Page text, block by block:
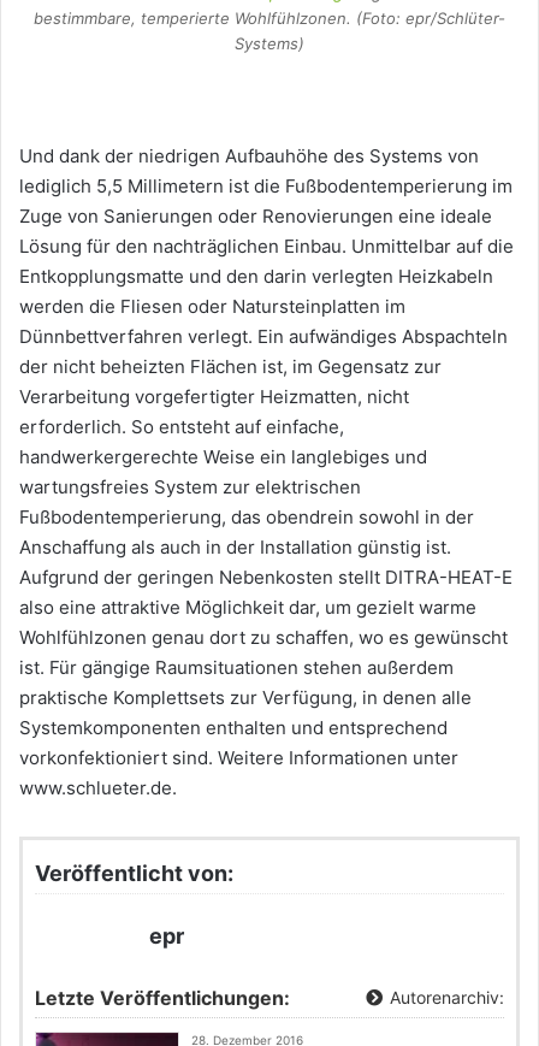
bestimmbare, temperierte Wohlfühlzonen. (Foto: epr/Schlüter-
Systems)
Und dank der niedrigen Aufbauhöhe des Systems von
lediglich 5,5 Millimetern ist die Fußbodentemperierung im
Zuge von Sanierungen oder Renovierungen eine ideale
Lösung für den nachträglichen Einbau. Unmittelbar auf die
Entkopplungsmatte und den darin verlegten Heizkabeln
werden die Fliesen oder Natursteinplatten im
Dünnbettverfahren verlegt. Ein aufwändiges Abspachteln
der nicht beheizten Flächen ist, im Gegensatz zur
Verarbeitung vorgefertigter Heizmatten, nicht
erforderlich. So entsteht auf einfache,
handwerkergerechte Weise ein langlebiges und
wartungsfreies System zur elektrischen
Fußbodentemperierung, das obendrein sowohl in der
Anschaffung als auch in der Installation günstig ist.
Aufgrund der geringen Nebenkosten stellt DITRA-HEAT-E
also eine attraktive Möglichkeit dar, um gezielt warme
Wohlfühlzonen genau dort zu schaffen, wo es gewünscht
ist. Für gängige Raumsituationen stehen außerdem
praktische Komplettsets zur Verfügung, in denen alle
Systemkomponenten enthalten und entsprechend
vorkonfektioniert sind. Weitere Informationen unter
www.schlueter.de.
Veröffentlicht von:
epr
Letzte Veröffentlichungen: Autorenarchiv:
28. Dezember 2016